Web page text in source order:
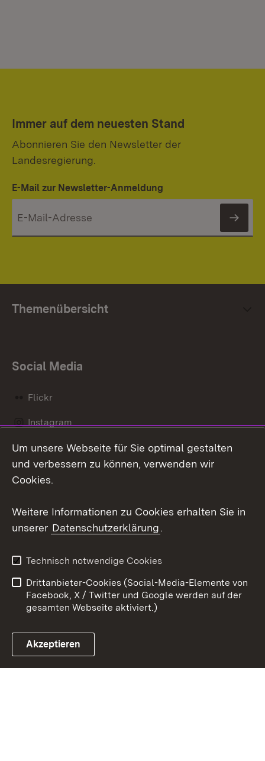
Immer auf dem neuesten Stand
Abonnieren Sie den Newsletter der
Landesregierung.
E-Mail zur Newsletter-Anmeldung
Themenübersicht
Social Media
Flickr
Instagram
Social Wall
Link zum Landesportal
Barrierefreiheit
Benutzungshinweise
Impressum
Cookies
Um unsere Webseite für Sie optimal gestalten
und verbessern zu können, verwenden wir
Cookies.
Weitere Informationen zu Cookies erhalten Sie in
unserer Datenschutzerklärung.
Technisch notwendige Cookies
Drittanbieter-Cookies (Social-Media-Elemente von
Facebook, X / Twitter und Google werden auf der
gesamten Webseite aktiviert.)
Akzeptieren